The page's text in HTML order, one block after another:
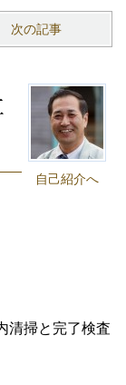
次の記事
自己紹介へ
清掃と完了検査